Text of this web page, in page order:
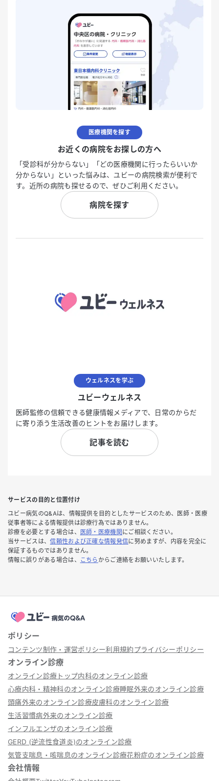
医療機関を探す
お近くの病院をお探しの方へ
「受診科が分からない」「どの医療機関に行ったらいいか
分からない」といった悩みは、ユビーの病院検索が便利で
す。近所の病院も探せるので、ぜひご利用ください。
病院を探す
ウェルネスを学ぶ
ユビーウェルネス
医師監修の信頼できる健康情報メディアで、日常のからだ
に寄り添う生活改善のヒントをお届けします。
記事を読む
サービスの目的と位置付け
ユビー病気のQ&Aは、情報提供を目的としたサービスのため、医師・医療
従事者等による情報提供は診療行為ではありません。
診療を必要とする場合は、
医師・医療機関 にご相談ください。
当サービスは、信頼性および正確な情報発信に努めますが、内容を完全に
保証するものではありません。
情報に誤りがある場合は、
こちら からご連絡をお願いいたします。
ポリシー
コンテンツ制作・運営ポリシー利用規約プライバシーポリシー
オンライン診療
オンライン診療トップ内科のオンライン診療
心療内科・精神科のオンライン診療睡眠外来のオンライン診療
頭痛外来のオンライン診療皮膚科のオンライン診療
生活習慣病外来のオンライン診療
インフルエンザのオンライン診療
GERD (逆流性食道炎)のオンライン診療
気管支喘息・咳喘息のオンライン診療花粉症のオンライン診療
会社情報